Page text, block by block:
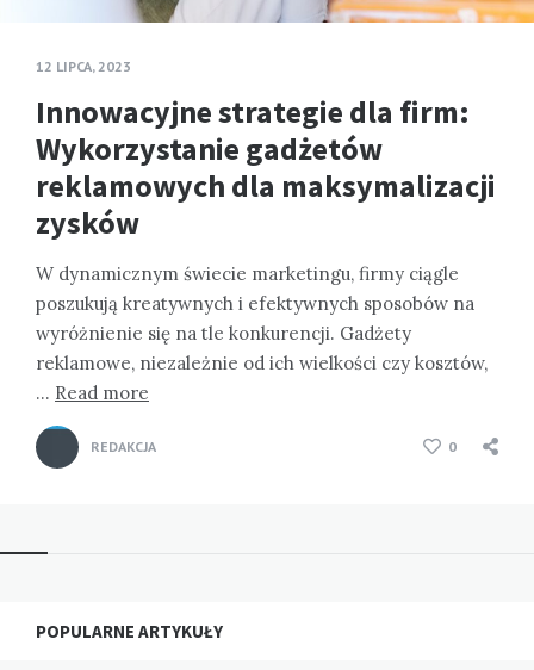
12 LIPCA, 2023
Innowacyjne strategie dla firm:
Wykorzystanie gadżetów
reklamowych dla maksymalizacji
zysków
W dynamicznym świecie marketingu, firmy ciągle
poszukują kreatywnych i efektywnych sposobów na
wyróżnienie się na tle konkurencji. Gadżety
reklamowe, niezależnie od ich wielkości czy kosztów,
… Read more
REDAKCJA 0
Widgets
POPULARNE ARTYKUŁY